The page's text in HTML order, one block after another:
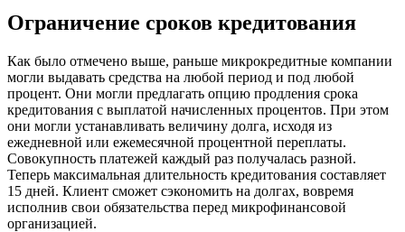
Ограничение сроков кредитования
Как было отмечено выше, раньше микрокредитные компании
могли выдавать средства на любой период и под любой
процент. Они могли предлагать опцию продления срока
кредитования с выплатой начисленных процентов. При этом
они могли устанавливать величину долга, исходя из
ежедневной или ежемесячной процентной переплаты.
Совокупность платежей каждый раз получалась разной.
Теперь максимальная длительность кредитования составляет
15 дней. Клиент сможет сэкономить на долгах, вовремя
исполнив свои обязательства перед микрофинансовой
организацией.